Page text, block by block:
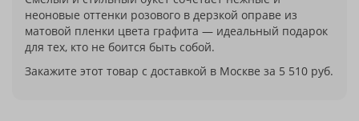
неоновые оттенки розового в дерзкой оправе из
матовой пленки цвета графита — идеальный подарок
для тех, кто не боится быть собой.
Закажите этот товар с доставкой в Москве за 5 510 руб.